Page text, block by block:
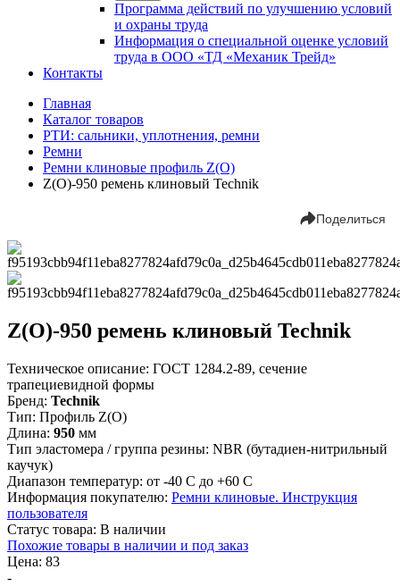
Программа действий по улучшению условий
и охраны труда
Информация о специальной оценке условий
труда в ООО «ТД «Механик Трейд»
Контакты
Главная
Каталог товаров
РТИ: сальники, уплотнения, ремни
Ремни
Ремни клиновые профиль Z(О)
Z(О)-950 ремень клиновый Technik
Поделиться
Z(О)-950 ремень клиновый Technik
Техническое описание: ГОСТ 1284.2-89, сечение
трапециевидной формы
Бренд: Technik
Тип: Профиль Z(О)
Длина: 950 мм
Тип эластомера / группа резины: NBR (бутадиен-нитрильный
каучук)
Диапазон температур: от -40 С до +60 С
Информация покупателю: Ремни клиновые. Инструкция
пользователя
Статус товара: В наличии
Похожие товары в наличии и под заказ
Цена: 83
-